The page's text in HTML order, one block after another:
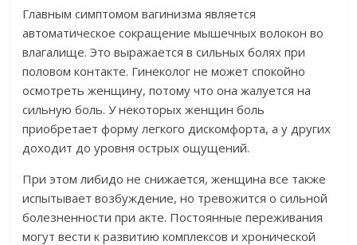
Главным симптомом вагинизма является
автоматическое сокращение мышечных волокон во
влагалище. Это выражается в сильных болях при
половом контакте. Гинеколог не может спокойно
осмотреть женщину, потому что она жалуется на
сильную боль. У некоторых женщин боль
приобретает форму легкого дискомфорта, а у других
доходит до уровня острых ощущений.
При этом либидо не снижается, женщина все также
испытывает возбуждение, но тревожится о сильной
болезненности при акте. Постоянные переживания
могут вести к развитию комплексов и хронической